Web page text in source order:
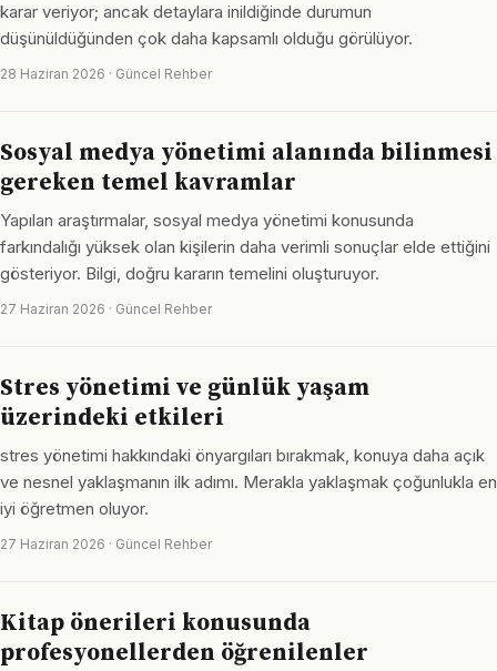
karar veriyor; ancak detaylara inildiğinde durumun
düşünüldüğünden çok daha kapsamlı olduğu görülüyor.
28 Haziran 2026 · Güncel Rehber
Sosyal medya yönetimi alanında bilinmesi
gereken temel kavramlar
Yapılan araştırmalar, sosyal medya yönetimi konusunda
farkındalığı yüksek olan kişilerin daha verimli sonuçlar elde ettiğini
gösteriyor. Bilgi, doğru kararın temelini oluşturuyor.
27 Haziran 2026 · Güncel Rehber
Stres yönetimi ve günlük yaşam
üzerindeki etkileri
stres yönetimi hakkındaki önyargıları bırakmak, konuya daha açık
ve nesnel yaklaşmanın ilk adımı. Merakla yaklaşmak çoğunlukla en
iyi öğretmen oluyor.
27 Haziran 2026 · Güncel Rehber
Kitap önerileri konusunda
profesyonellerden öğrenilenler